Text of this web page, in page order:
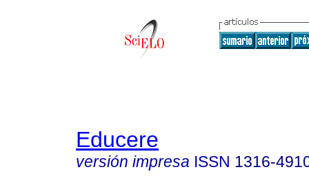
Educere
versión impresa ISSN 1316-